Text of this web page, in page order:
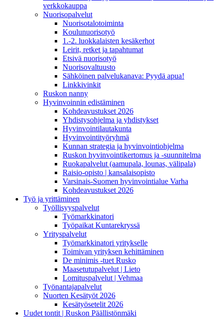
verkkokauppa
Nuorisopalvelut
Nuorisotalotoiminta
Koulunuorisotyö
1.-2. luokkalaisten kesäkerhot
Leirit, retket ja tapahtumat
Etsivä nuorisotyö
Nuorisovaltuusto
Sähköinen palvelukanava: Pyydä apua!
Linkkivinkit
Ruskon nanny
Hyvinvoinnin edistäminen
Kohdeavustukset 2026
Yhdistysohjelma ja yhdistykset
Hyvinvointilautakunta
Hyvinvointityöryhmä
Kunnan strategia ja hyvinvointiohjelma
Ruskon hyvinvointikertomus ja -suunnitelma
Ruokapalvelut (aamupala, lounas, välipala)
Raisio-opisto | kansalaisopisto
Varsinais-Suomen hyvinvointialue Varha
Kohdeavustukset 2026
Työ ja yrittäminen
Työllisyyspalvelut
Työmarkkinatori
Työpaikat Kuntarekryssä
Yrityspalvelut
Työmarkkinatori yritykselle
Toimivan yrityksen kehittäminen
De minimis -tuet Rusko
Maasetutupalvelut | Lieto
Lomituspalvelut | Vehmaa
Työnantajapalvelut
Nuorten Kesätyöt 2026
Kesätyösetelit 2026
Uudet tontit | Ruskon Päällistönmäki